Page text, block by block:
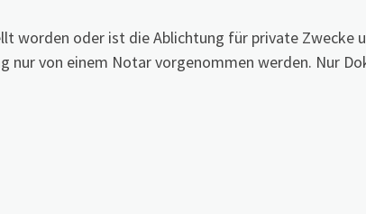
worden oder ist die Ablichtung für private Zwecke
nur von einem Notar vorgenommen werden. Nur